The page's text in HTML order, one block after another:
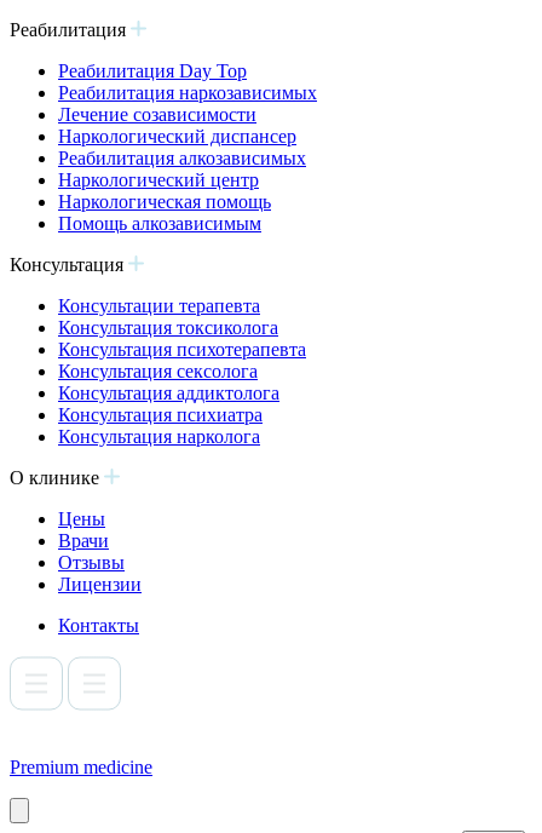
Реабилитация
Реабилитация Day Top
Реабилитация наркозависимых
Лечение созависимости
Наркологический диспансер
Реабилитация алкозависимых
Наркологический центр
Наркологическая помощь
Помощь алкозависимым
Консультация
Консультации терапевта
Консультация токсиколога
Консультация психотерапевта
Консультация сексолога
Консультация аддиктолога
Консультация психиатра
Консультация нарколога
О клинике
Цены
Врачи
Отзывы
Лицензии
Контакты
Premium medicine